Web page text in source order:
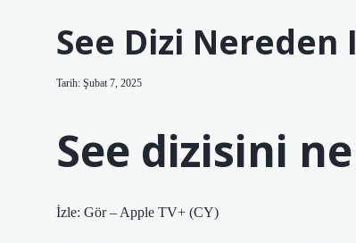
See Dizi
Tarih: Şubat 7, 2025
See dizisini
İzle: Gör – Apple TV+ (CY)